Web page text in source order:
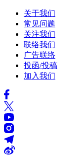
关于我们
常见问题
关注我们
联络我们
广告联络
投函/投稿
加入我们